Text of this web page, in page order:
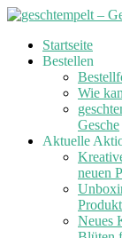
Skip
Startseite
Bestellen
Wie
Gesche
Aktuelle
neuen
Neues